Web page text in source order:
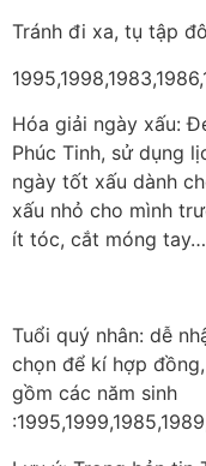
Tránh đi xa, tụ tập
Hóa giải ngày xấu:
Phúc Tinh, sử dụng
ngày tốt xấu dành
xấu nhỏ cho mình
ít tóc, cắt móng tay…
Tuổi quý nhân: dễ
chọn để kí hợp
gồm các năm sinh